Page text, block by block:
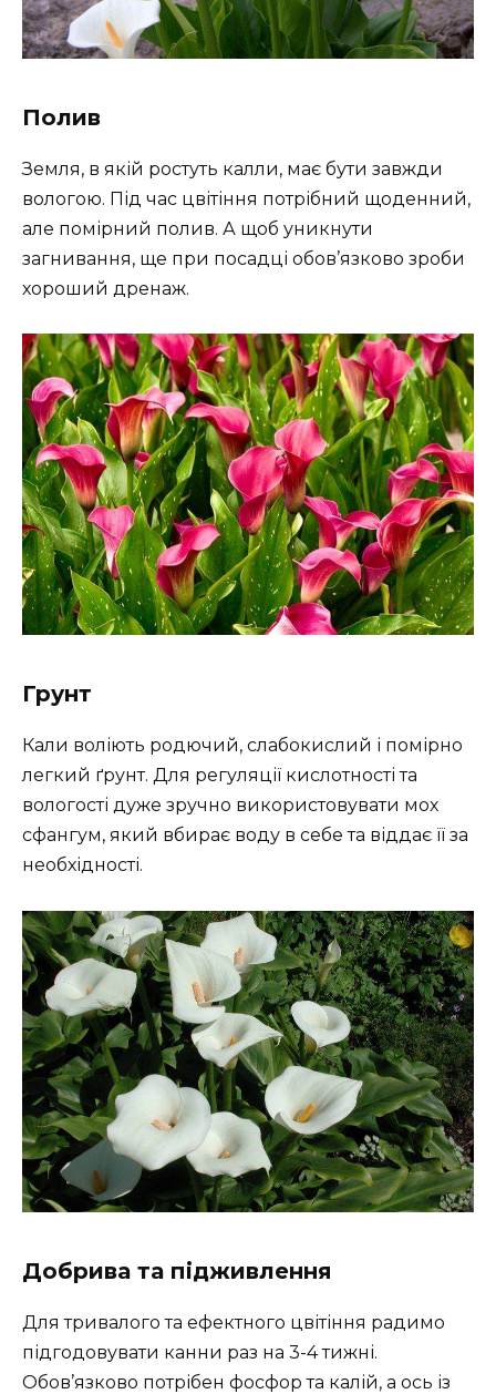
Полив
Земля, в якій ростуть калли, має бути завжди
вологою. Під час цвітіння потрібний щоденний,
але помірний полив. А щоб уникнути
загнивання, ще при посадці обов’язково зроби
хороший дренаж.
Грунт
Кали воліють родючий, слабокислий і помірно
легкий ґрунт. Для регуляції кислотності та
вологості дуже зручно використовувати мох
сфангум, який вбирає воду в себе та віддає її за
необхідності.
Добрива та підживлення
Для тривалого та ефектного цвітіння радимо
підгодовувати канни раз на 3-4 тижні.
Обов’язково потрібен фосфор та калій, а ось із